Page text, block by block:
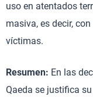
uso en atentados
masiva, es decir,
víctimas.
Resumen: En las
Qaeda se justifica